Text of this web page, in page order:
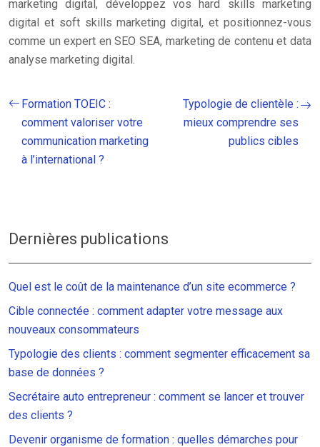
marketing digital, développez vos hard skills marketing
digital et soft skills marketing digital, et positionnez-vous
comme un expert en SEO SEA, marketing de contenu et data
analyse marketing digital.
Formation TOEIC :
comment valoriser votre
communication marketing
à l’international ?
Typologie de clientèle :
mieux comprendre ses
publics cibles
Dernières publications
Quel est le coût de la maintenance d’un site ecommerce ?
Cible connectée : comment adapter votre message aux
nouveaux consommateurs
Typologie des clients : comment segmenter efficacement sa
base de données ?
Secrétaire auto entrepreneur : comment se lancer et trouver
des clients ?
Devenir organisme de formation : quelles démarches pour